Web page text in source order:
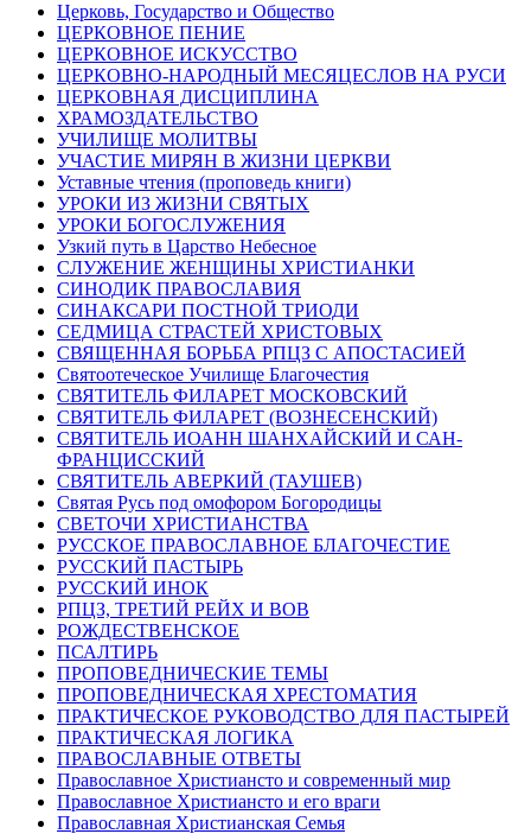
Церковь, Государство и Общество
ЦЕРКОВНОЕ ПЕНИЕ
ЦЕРКОВНОЕ ИСКУССТВО
ЦЕРКОВНО-НАРОДНЫЙ МЕСЯЦЕСЛОВ НА РУСИ
ЦЕРКОВНАЯ ДИСЦИПЛИНА
ХРАМОЗДАТЕЛЬСТВО
УЧИЛИЩЕ МОЛИТВЫ
УЧАСТИЕ МИРЯН В ЖИЗНИ ЦЕРКВИ
Уставные чтения (проповедь книги)
УРОКИ ИЗ ЖИЗНИ СВЯТЫХ
УРОКИ БОГОСЛУЖЕНИЯ
Узкий путь в Царство Небесное
СЛУЖЕНИЕ ЖЕНЩИНЫ ХРИСТИАНКИ
СИНОДИК ПРАВОСЛАВИЯ
СИНАКСАРИ ПОСТНОЙ ТРИОДИ
СЕДМИЦА СТРАСТЕЙ ХРИСТОВЫХ
СВЯЩЕННАЯ БОРЬБА РПЦЗ С АПОСТАСИЕЙ
Святоотеческое Училище Благочестия
СВЯТИТЕЛЬ ФИЛАРЕТ МОСКОВСКИЙ
СВЯТИТЕЛЬ ФИЛАРЕТ (ВОЗНЕСЕНСКИЙ)
СВЯТИТЕЛЬ ИОАНН ШАНХАЙСКИЙ И САН-
ФРАНЦИССКИЙ
СВЯТИТЕЛЬ АВЕРКИЙ (ТАУШЕВ)
Святая Русь под омофором Богородицы
СВЕТОЧИ ХРИСТИАНСТВА
РУССКОЕ ПРАВОСЛАВНОЕ БЛАГОЧЕСТИЕ
РУССКИЙ ПАСТЫРЬ
РУССКИЙ ИНОК
РПЦЗ, ТРЕТИЙ РЕЙХ И ВОВ
РОЖДЕСТВЕНСКОЕ
ПСАЛТИРЬ
ПРОПОВЕДНИЧЕСКИЕ ТЕМЫ
ПРОПОВЕДНИЧЕСКАЯ ХРЕСТОМАТИЯ
ПРАКТИЧЕСКОЕ РУКОВОДСТВО ДЛЯ ПАСТЫРЕЙ
ПРАКТИЧЕСКАЯ ЛОГИКА
ПРАВОСЛАВНЫЕ ОТВЕТЫ
Православное Христиансто и современный мир
Православное Христиансто и его враги
Православная Христианская Семья